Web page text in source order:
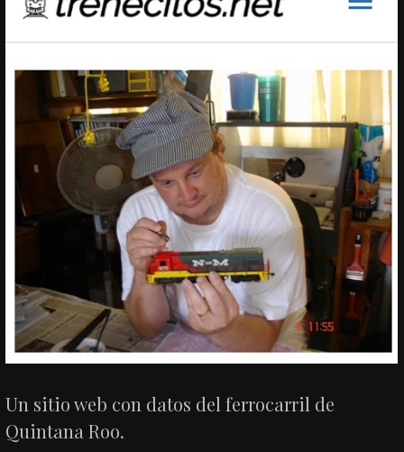
Un sitio web con datos del ferrocarril de
Quintana Roo.